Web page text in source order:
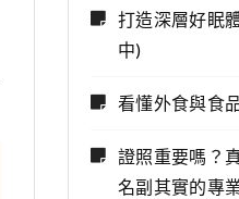
打造深層好眠
中)
看懂外食與食
證照重要嗎？
名副其實的專